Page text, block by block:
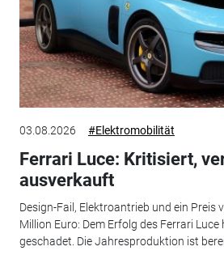
03.08.2026 #Elektromobilität
Ferrari Luce: Kritisiert,
ausverkauft
Design-Fail, Elektroantrieb und ein Preis
Million Euro: Dem Erfolg des Ferrari
geschadet. Die Jahresproduktion ist